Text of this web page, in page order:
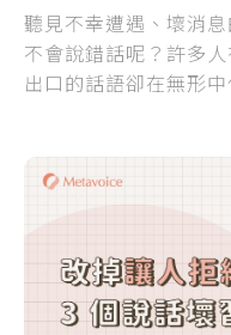
聽見不幸遭遇、壞消
不會說錯話呢？許多
出口的話語卻在無形